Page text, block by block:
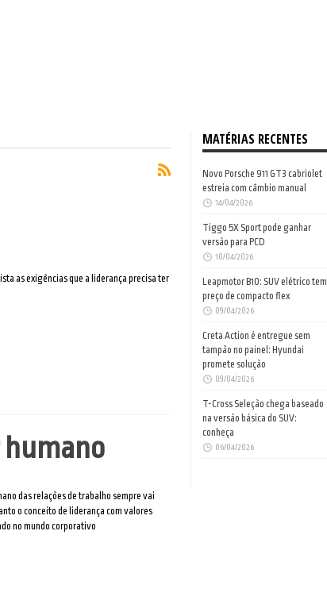
as exigências que a liderança precisa ter
das relações de trabalho sempre vai
o conceito de liderança com valores
no mundo corporativo
MATÉRIAS RECENTES
Novo Porsche 911 GT3 cabriolet
estreia com câmbio manual
14/04/2026
Tiggo 5X Sport pode ganhar
versão para PCD
10/04/2026
Leapmotor B10: SUV elétrico tem
preço de compacto flex
09/04/2026
Creta Action é entregue sem
tampão no painel: Hyundai
promete solução
09/04/2026
T-Cross Seleção chega baseado
na versão básica do SUV:
conheça
06/04/2026